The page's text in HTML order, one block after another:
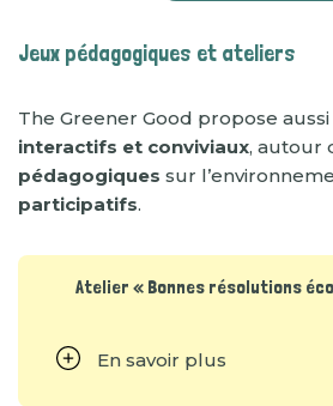
Jeux pédagogiques et ateliers
The Greener Good propose aussi
interactifs et conviviaux, autour
pédagogiques sur
participatifs.
Atelier « Bonnes résolutions
En savoir plus